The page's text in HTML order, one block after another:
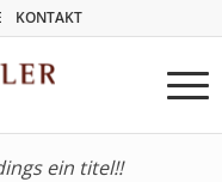
KONTAKT
ein titel!!